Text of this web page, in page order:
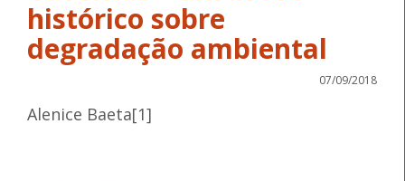
histórico sobre
degradação ambiental
07/09/2018
Alenice Baeta[1]